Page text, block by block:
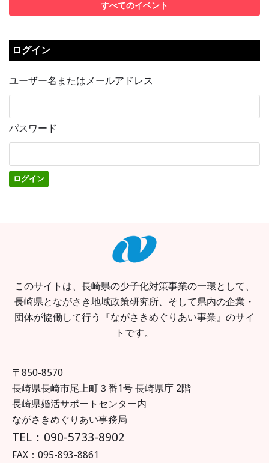
すべてのイベント
ログイン
ユーザー名またはメールアドレス
パスワード
このサイトは、長崎県の少子化対策事業の一環として、
長崎県とながさき地域政策研究所、そして県内の企業・
団体が協働して行う『ながさきめぐりあい事業』のサイ
トです。
〒850-8570
長崎県長崎市尾上町３番1号 長崎県庁 2階
長崎県婚活サポートセンター内
ながさきめぐりあい事務局
TEL：090-5733-8902
FAX：095-893-8861